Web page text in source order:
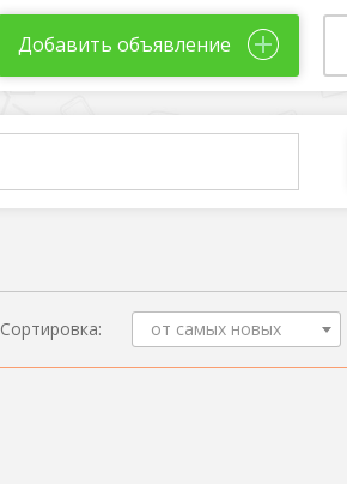
Добавить объявление
Сортировка: от самых новых